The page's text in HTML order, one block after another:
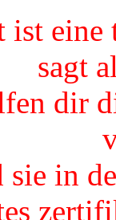
eine
sagt
dir
sie in